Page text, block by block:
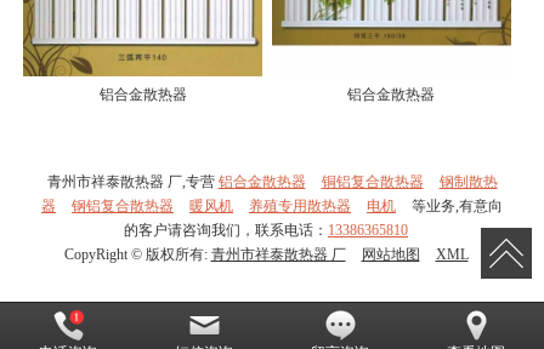
铝合金散热器 铝合金散热器
青州市祥泰散热器 厂,专营 铝合金散热器 铜铝复合散热器
钢制散热
器
钢铝复合散热器 暖风机 养殖专用散热器 电机
等业务,有意向
的客户请咨询我们，联系电话： 13386365810
CopyRight © 版权所有: 青州市祥泰散热器 厂 网站地图 XML